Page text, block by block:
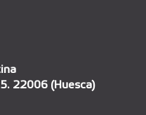
22006 (Huesca)